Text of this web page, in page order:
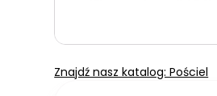
Znajdź nasz katalog: Pościel